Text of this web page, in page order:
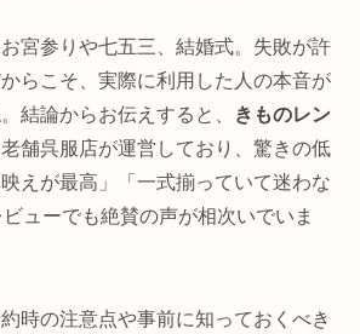
宮参りや七五三、結婚式。失敗が許
らこそ、実際に利用した人の本音が
結論からお伝えすると、
きものレン
舗呉服店が運営しており、驚きの低
えが最高」「一式揃っていて迷わな
ューでも絶賛の声が相次いでいま
時の注意点や事前に知っておくべき